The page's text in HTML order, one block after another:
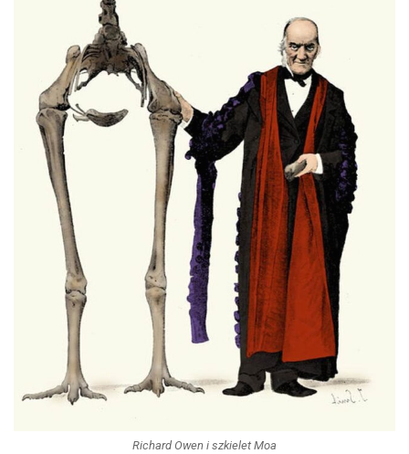
Richard Owen i szkielet Moa